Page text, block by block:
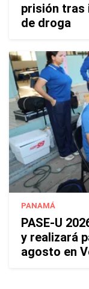
prisión tras
de droga
PANAMÁ
PASE-U
y realizará
agosto en